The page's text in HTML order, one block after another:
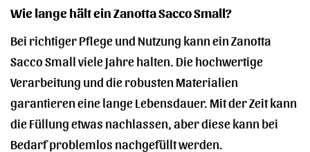
Wie lange hält ein Zanotta Sacco Small?
Bei richtiger Pflege und Nutzung kann ein Zanotta
Sacco Small viele Jahre halten. Die hochwertige
Verarbeitung und die robusten Materialien
garantieren eine lange Lebensdauer. Mit der Zeit kann
die Füllung etwas nachlassen, aber diese kann bei
Bedarf problemlos nachgefüllt werden.